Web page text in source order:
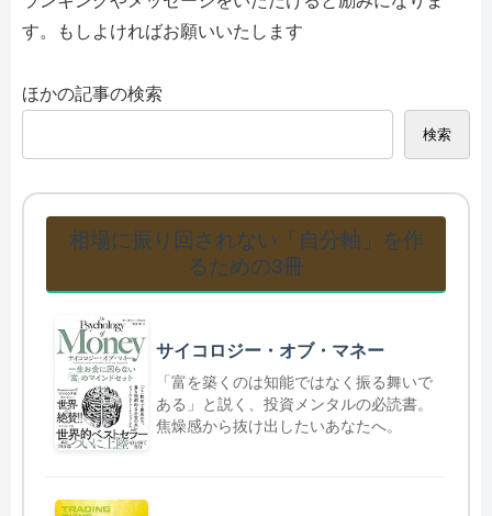
す。もしよければお願いいたします
ほかの記事の検索
検索
相場に振り回されない「自分軸」を作
るための3冊
サイコロジー・オブ・マネー
「富を築くのは知能ではなく振る舞いで
ある」と説く、投資メンタルの必読書。
焦燥感から抜け出したいあなたへ。